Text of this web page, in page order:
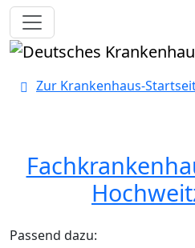
Toggle navigation
Zur Krankenhaus-
Passend dazu: